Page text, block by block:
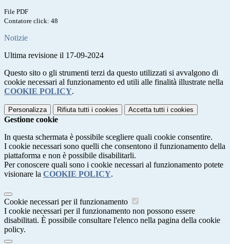
File PDF
Contatore click: 48
Notizie
Ultima revisione il 17-09-2024
Questo sito o gli strumenti terzi da questo utilizzati si avvalgono di
cookie necessari al funzionamento ed utili alle finalità illustrate nella
COOKIE POLICY.
Personalizza Rifiuta tutti i cookies Accetta tutti i cookies
Gestione cookie
In questa schermata è possibile scegliere quali cookie consentire.
I cookie necessari sono quelli che consentono il funzionamento della
piattaforma e non è possibile disabilitarli.
Per conoscere quali sono i cookie necessari al funzionamento potete
visionare la COOKIE POLICY.
Cookie necessari per il funzionamento
I cookie necessari per il funzionamento non possono essere
disabilitati. È possibile consultare l'elenco nella pagina della cookie
policy.